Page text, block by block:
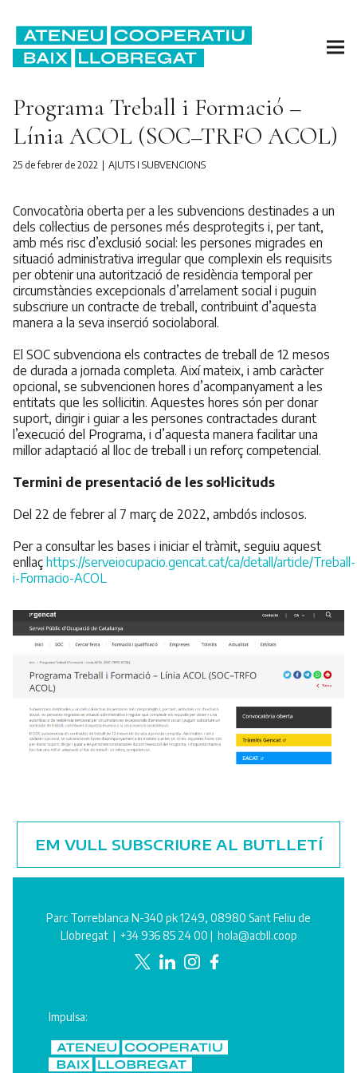
Programa Treball i Formació –
Línia ACOL (SOC–TRFO ACOL)
25 de febrer de 2022 AJUTS I SUBVENCIONS
Convocatòria oberta per a les subvencions destinades a un
dels col·lectius de persones més desprotegits i, per tant,
amb més risc d’exclusió social: les persones migrades en
situació administrativa irregular que complexin els requisits
per obtenir una autorització de residència temporal per
circumstàncies excepcionals d’arrelament social i puguin
subscriure un contracte de treball, contribuint d’aquesta
manera a la seva inserció sociolaboral.
El SOC subvenciona els contractes de treball de 12 mesos
de durada a jornada completa. Així mateix, i amb caràcter
opcional, se subvencionen hores d’acompanyament a les
entitats que les sol·licitin. Aquestes hores són per donar
suport, dirigir i guiar a les persones contractades durant
l’execució del Programa, i d’aquesta manera facilitar una
millor adaptació al lloc de treball i un reforç competencial.
Termini de presentació de les sol·licituds
Del 22 de febrer al 7 març de 2022, ambdós inclosos.
Per a consultar les bases i iniciar el tràmit, seguiu aquest
enllaç https://serveiocupacio.gencat.cat/ca/detall/article/Treball-
i-Formacio-ACOL
EM VULL SUBSCRIURE AL BUTLLETÍ
Parc Torreblanca N-340 pk 1249, 08980 Sant Feliu de
Llobregat | +34 936 85 24 00 | hola@acbll.coop
Impulsa: